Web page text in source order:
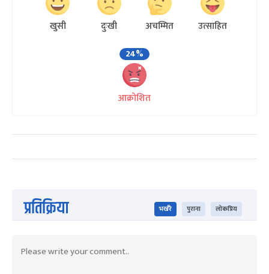
खुसी दुःखी अचम्मित
उत्साहित
24%
आक्रोशित
प्रतिक्रिया भर्खरै पुराना लोकप्रिय